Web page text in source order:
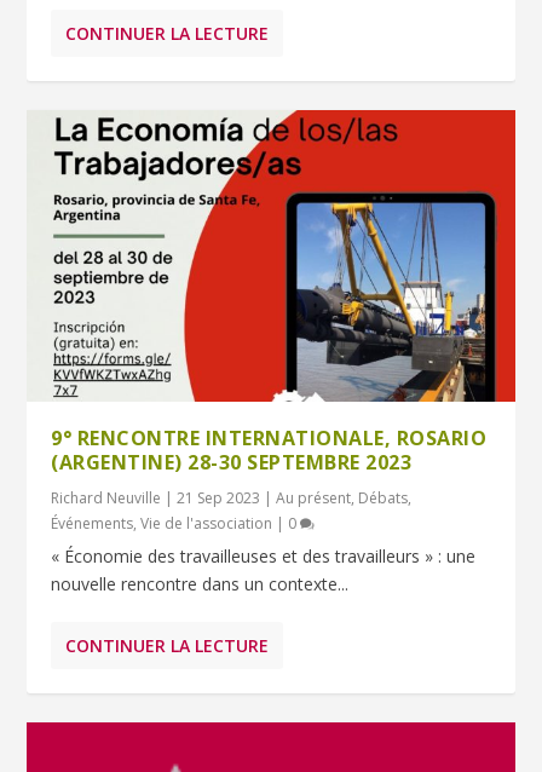
CONTINUER LA LECTURE
9° RENCONTRE INTERNATIONALE, ROSARIO
(ARGENTINE) 28-30 SEPTEMBRE 2023
Richard Neuville |21 Sep 2023 |Au présent, Débats,
Événements,Vie de l'association | 0
« Économie des travailleuses et des travailleurs » : une
nouvelle rencontre dans un contexte...
CONTINUER LA LECTURE